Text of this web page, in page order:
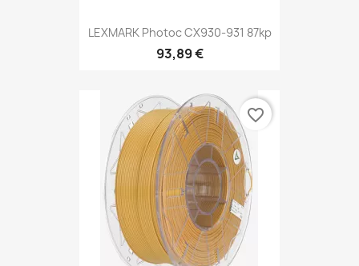
LEXMARK Photoc CX930-931 87kp
93,89 €
favorite_border